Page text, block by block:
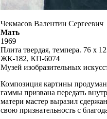
Чекмасов Валентин Сергеевич
Мать
1969
Плита твердая, темпера. 76 х
ЖК-182, КП-6074
Музей изобразительных
Композиция картины
гаммы призвана передать
матери мастер выразил
свою признательность с